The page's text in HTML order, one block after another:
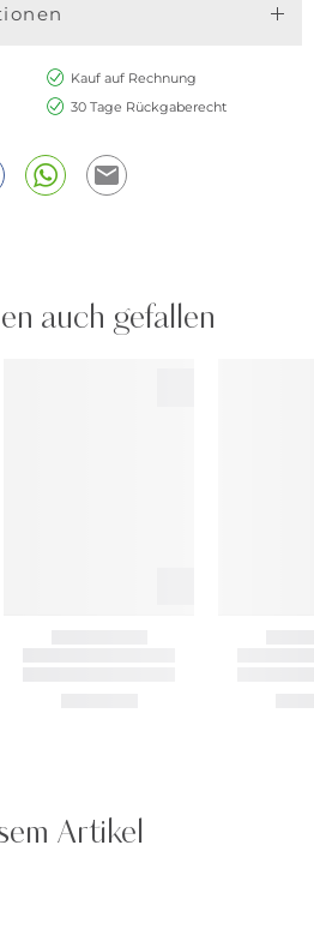
Kauf auf Rechnung
30 Tage Rückgaberecht
auch gefallen
Artikel